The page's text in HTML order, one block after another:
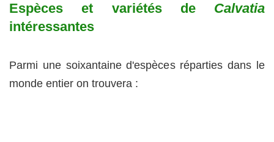
Espèces et variétés de Calvatia
intéressantes
Parmi une soixantaine d'espèces réparties dans le
monde entier on trouvera :